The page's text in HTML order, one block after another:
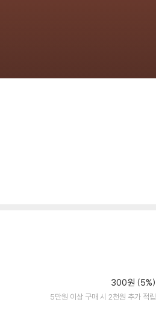
300원 (5%)
5만원 이상 구매 시 2천원 추가 적립